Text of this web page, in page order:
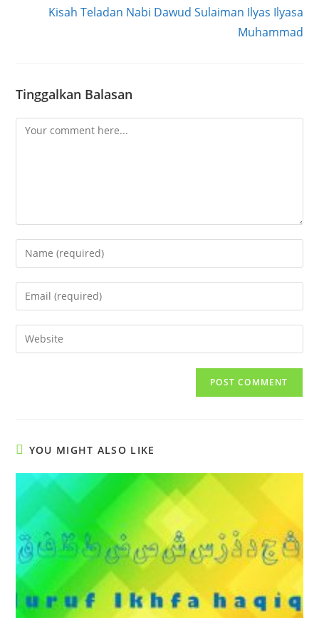
Kisah Teladan Nabi Dawud Sulaiman Ilyas Ilyasa
Muhammad
Tinggalkan Balasan
Comment
Enter
your
name
comment
Enter
your
email
address
Enter
your
YOU MIGHT ALSO LIKE